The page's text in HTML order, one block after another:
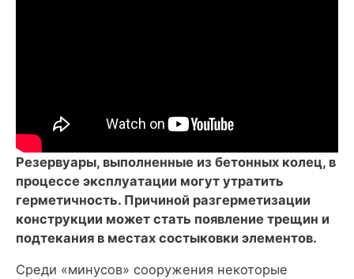
Резервуары, выполненные из бетонных колец, в
процессе эксплуатации могут утратить
герметичность. Причиной разгерметизации
конструкции может стать появление трещин и
подтекания в местах состыковки элементов.
Среди «минусов» сооружения некоторые